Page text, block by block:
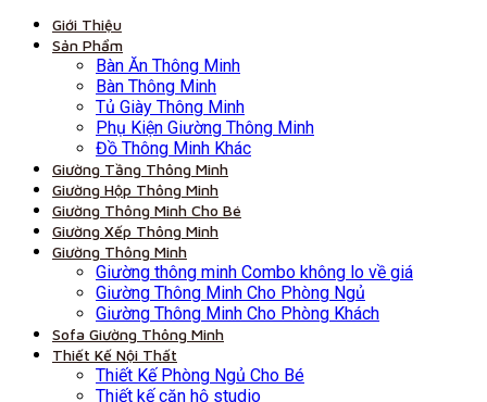
Giới Thiệu
Sản Phẩm
Bàn Ăn Thông Minh
Bàn Thông Minh
Tủ Giày Thông Minh
Phụ Kiện Giường Thông Minh
Đồ Thông Minh Khác
Giường Tầng Thông Minh
Giường Hộp Thông Minh
Giường Thông Minh Cho Bé
Giường Xếp Thông Minh
Giường Thông Minh
Giường thông minh Combo không lo về giá
Giường Thông Minh Cho Phòng Ngủ
Giường Thông Minh Cho Phòng Khách
Sofa Giường Thông Minh
Thiết Kế Nội Thất
Thiết Kế Phòng Ngủ Cho Bé
Thiết kế căn hộ studio